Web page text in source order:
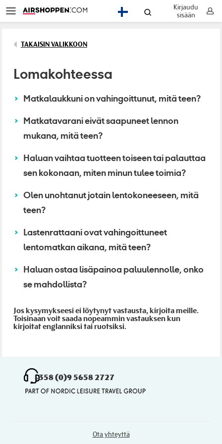
Kirjaudu
sisään
TAKAISIN VALIKKOON
Lomakohteessa
Matkalaukkuni on vahingoittunut, mitä teen?
Matkatavarani eivät saapuneet lennon
mukana, mitä teen?
Haluan vaihtaa tuotteen toiseen tai palauttaa
sen kokonaan, miten minun tulee toimia?
Olen unohtanut jotain lentokoneeseen, mitä
teen?
Lastenrattaani ovat vahingoittuneet
lentomatkan aikana, mitä teen?
Haluan ostaa lisäpainoa paluulennolle, onko
se mahdollista?
Jos kysymykseesi ei löytynyt vastausta, kirjoita meille.
Toisinaan voit saada nopeammin vastauksen kun
kirjoitat englanniksi tai ruotsiksi.
+358 (0)9 5658 2727
Ota yhteyttä